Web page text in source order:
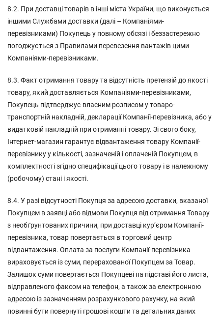
8.2. При доставці товарів в інші міста України, що виконується
іншими Службами доставки (далі – Компаніями-
перевізниками) Покупець у повному обсязі і беззастережно
погоджується з Правилами перевезення вантажів цими
Компаніями-перевізниками.
8.3. Факт отримання товару та відсутність претензій до якості
товару, який доставляється Компаніями-перевізниками,
Покупець підтверджує власним розписом у товаро-
транспортній накладній, декларації Компанії-перевізника, або у
видатковій накладній при отриманні товару. Зі свого боку,
Інтернет-магазин гарантує відвантаження товару Компанії-
перевізнику у кількості, зазначеній і оплаченій Покупцем, в
комплектності згідно специфікації цього товару і в належному
(робочому) стані і якості.
8.4. У разі відсутності Покупця за адресою доставки, вказаної
Покупцем в заявці або відмови Покупця від отримання Товару
з необґрунтованих причини, при доставці кур’єром Компанії-
перевізника, товар повертається в торговий центр
відвантаження. Оплата за послуги Компанії-перевізника
вираховується із суми, перерахованої Покупцем за Товар.
Залишок суми повертається Покупцеві на підставі його листа,
відправленого факсом на телефон, а також за електронною
адресою із зазначенням розрахункового рахунку, на який
повинні бути повернуті грошові кошти та детальних даних